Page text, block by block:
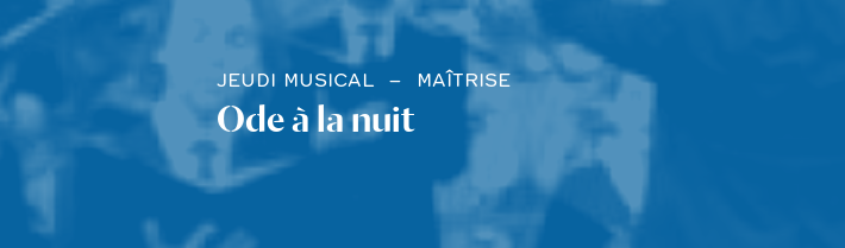
JEUDI MUSICAL MAÎTRISE
Ode à la nuit